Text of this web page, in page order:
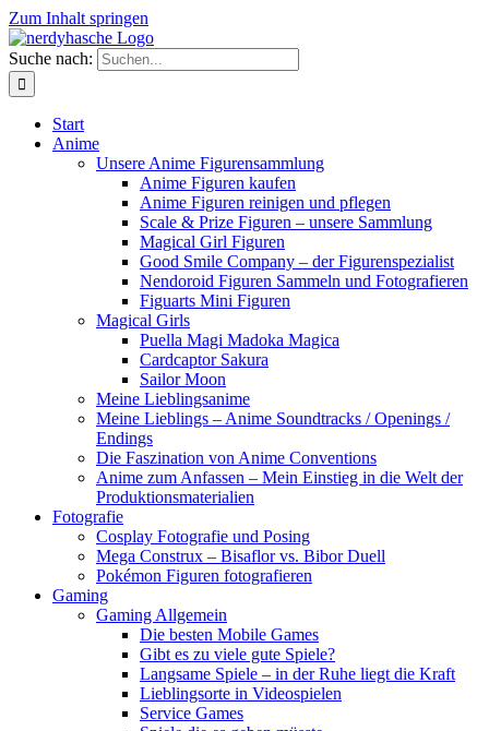
Zum Inhalt springen
Suche nach:
Start
Anime
Unsere Anime Figurensammlung
Anime Figuren kaufen
Anime Figuren reinigen und pflegen
Scale & Prize Figuren – unsere Sammlung
Magical Girl Figuren
Good Smile Company – der Figurenspezialist
Nendoroid Figuren Sammeln und Fotografieren
Figuarts Mini Figuren
Magical Girls
Puella Magi Madoka Magica
Cardcaptor Sakura
Sailor Moon
Meine Lieblingsanime
Meine Lieblings – Anime Soundtracks / Openings /
Endings
Die Faszination von Anime Conventions
Anime zum Anfassen – Mein Einstieg in die Welt der
Produktionsmaterialien
Fotografie
Cosplay Fotografie und Posing
Mega Construx – Bisaflor vs. Bibor Duell
Pokémon Figuren fotografieren
Gaming
Gaming Allgemein
Die besten Mobile Games
Gibt es zu viele gute Spiele?
Langsame Spiele – in der Ruhe liegt die Kraft
Lieblingsorte in Videospielen
Service Games